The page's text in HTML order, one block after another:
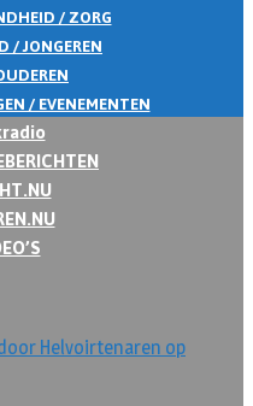
/ ZORG
/ JONGEREN
/ EVENEMENTEN